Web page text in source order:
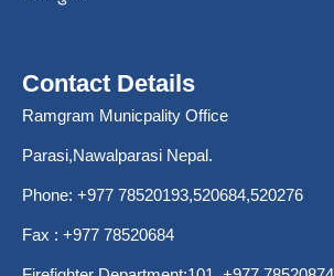
Contact Details
Ramgram Municpality Office
Parasi,Nawalparasi Nepal.
Phone: +977 78520193,520684,520276
Fax : +977 78520684